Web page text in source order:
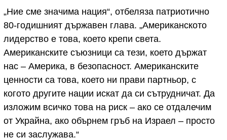
„Ние сме значима нация“, отбеляза патриотично
80-годишният държавен глава. „Американското
лидерство е това, което крепи света.
Американските съюзници са тези, което държат
нас – Америка, в безопасност. Американските
ценности са това, което ни прави партньор, с
когото другите нации искат да си сътрудничат. Да
изложим всичко това на риск – ако се отдалечим
от Украйна, ако обърнем гръб на Израел – просто
не си заслужава.“